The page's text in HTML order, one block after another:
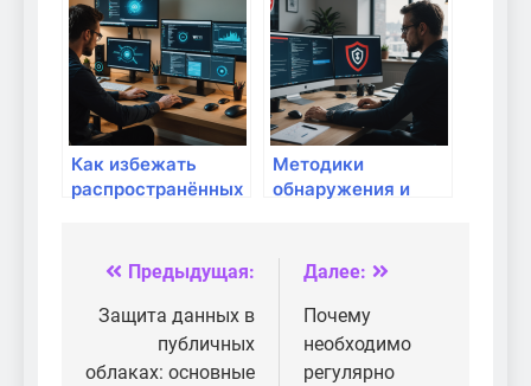
избегать?
Как избежать
распространённых
домашней сети:
полный гид для
успешного
подключения
Методики
обнаружения и
сети: как защитить
домашний
интернет
Навигация
по
записям
Предыдущая:
Защита данных в
публичных
облаках: основные
Далее:
Почему
необходимо
регулярно